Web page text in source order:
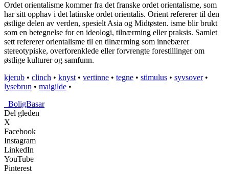
Ordet orientalisme kommer fra det franske ordet orientalisme, som
har sitt opphav i det latinske ordet orientalis. Orient refererer til den
østlige delen av verden, spesielt Asia og Midtøsten. isme blir brukt
som en betegnelse for en ideologi, tilnærming eller praksis. Samlet
sett refererer orientalisme til en tilnærming som innebærer
stereotypiske, overforenklede eller forvrengte forestillinger om
østlige kulturer og samfunn.
kjerub • clinch • knyst • vertinne • tegne • stimulus • syvsover•
lysebrun • maigilde •
BoligBasar
Del gleden
X
Facebook
Instagram
LinkedIn
YouTube
Pinterest